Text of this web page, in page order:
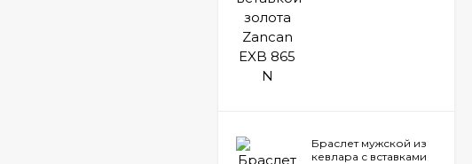
Браслет мужской из
кевлара с вставками